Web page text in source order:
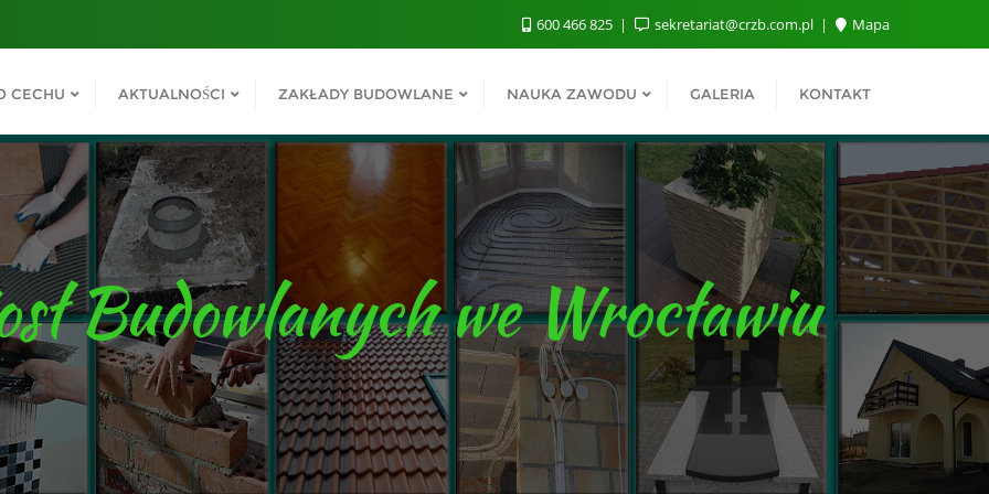
600 466 825 sekretariat@crzb.com.pl Mapa
CECHU AKTUALNOŚCI ZAKŁADY BUDOWLANE NAUKA ZAWODU GALERIA KONTAKT
Budowlanych we Wrocławiu